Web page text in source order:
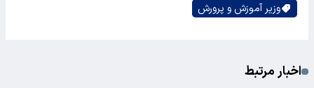
وزیر آموزش و پرورش
اخبار مرتبط